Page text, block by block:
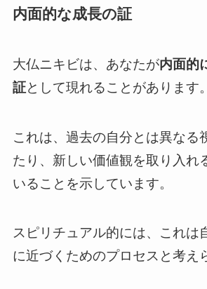
内面的な成長の証
大仏ニキビは、あなたが内面的
証として現れることがあります。
これは、過去の自分とは異なる
たり、新しい価値観を取り入れ
いることを示しています。
スピリチュアル的には、これは
に近づくためのプロセスと考え